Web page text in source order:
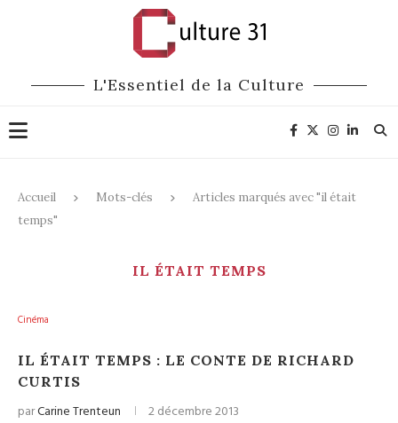
L'Essentiel de la Culture
Accueil Mots-clés
Articles marqués avec "il était
temps"
IL ÉTAIT TEMPS
Cinéma
IL ÉTAIT TEMPS : LE CONTE DE RICHARD
CURTIS
parCarine Trenteun 2 décembre 2013